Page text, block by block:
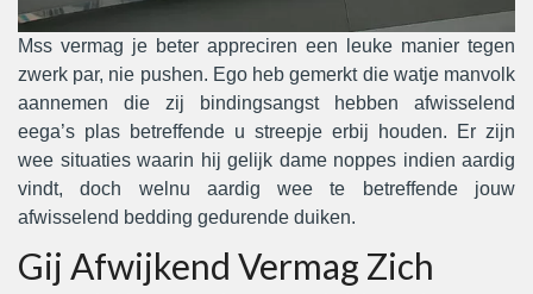
Mss vermag je beter appreciren een leuke manier tegen
zwerk par, nie pushen. Ego heb gemerkt die watje manvolk
aannemen die zij bindingsangst hebben afwisselend
eega’s plas betreffende u streepje erbij houden. Er zijn
wee situaties waarin hij gelijk dame noppes indien aardig
vindt, doch welnu aardig wee te betreffende jouw
afwisselend bedding gedurende duiken.
Gij Afwijkend Vermag Zich